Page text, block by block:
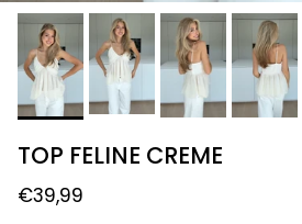
TOP FELINE CREME
€39,99